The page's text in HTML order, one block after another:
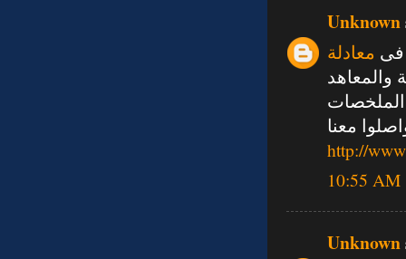
Unknown
فى معادلة
والمعاهد
معنا
http://
10:55 AM
Unknown